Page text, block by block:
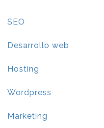
SEO
Desarrollo web
Hosting
Wordpress
Marketing